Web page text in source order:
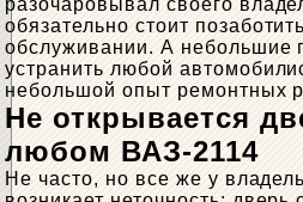
разочаровывал своего
обязательно стоит
обслуживании. А небольшие
устранить любой
небольшой опыт ремонтных
Не открывается
любом ВАЗ-2114
Не часто, но все же у